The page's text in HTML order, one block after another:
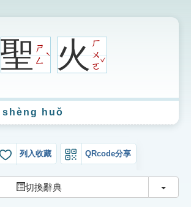
圖
聖ㄕ
ㄥ
ˋ 火ㄏ
ㄨ
ㄛ
ˇ
shèng huǒ
列入收藏 QRcode分享
切換辭典 切換